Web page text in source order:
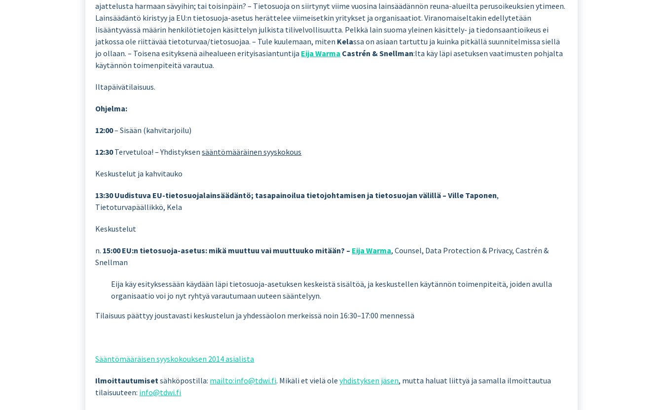
ajattelusta harmaan sävyihin; tai toisinpäin? – Tietosuoja on siirtynyt viime vuosina lainsäädännön reuna-alueilta perusoikeuksien ytimeen.
Lainsäädäntö kiristyy ja EU:n tietosuoja-asetus herättelee viimeisetkin yritykset ja organisaatiot. Viranomaiseltakin edellytetään
lisääntyvässä määrin henkilötietojen käsittelyn julkista tilivelvollisuutta. Pelkkä lain suoma yleinen käsittely- ja tiedonsaantioikeus ei
jatkossa ole riittävää tietoturvaa/tietosuojaa. – Tule kuulemaan, miten Kelassa on asiaan tartuttu ja kuinka pitkällä suunnitelmissa siellä
jo ollaan. – Toisena esityksenä aihealueen erityisasiantuntija Eija Warma Castrén & Snellman:lta käy läpi asetuksen vaatimusten pohjalta
käytännön toimenpiteitä varautua.
Iltapäivätilaisuus.
Ohjelma:
12:00– Sisään (kahvitarjoilu)
12:30Tervetuloa! – Yhdistyksensääntömääräinen syyskokous
Keskustelut ja kahvitauko
13:30Uudistuva EU-tietosuojalainsäädäntö; tasapainoilua tietojohtamisen ja tietosuojan välillä – Ville Taponen,
Tietoturvapäällikkö, Kela
Keskustelut
n. 15:00EU:n tietosuoja-asetus: mikä muuttuu vai muuttuuko mitään? – Eija Warma, Counsel, Data Protection & Privacy, Castrén &
Snellman
Eija käy esityksessään käydään läpi tietosuoja-asetuksen keskeistä sisältöä, ja keskustellen käytännön toimenpiteitä, joiden avulla
organisaatio voi jo nyt ryhtyä varautumaan uuteen sääntelyyn.
Tilaisuus päättyy joustavasti keskustelun ja yhdessäolon merkeissä noin 16:30–17:00 mennessä
Sääntömääräisen syyskokouksen 2014 asialista
Ilmoittautumisetsähköpostilla: mailto:info@tdwi.fi. Mikäli et vielä oleyhdistyksen jäsen, mutta haluat liittyä ja samalla ilmoittautua
tilaisuuteen: info@tdwi.fi